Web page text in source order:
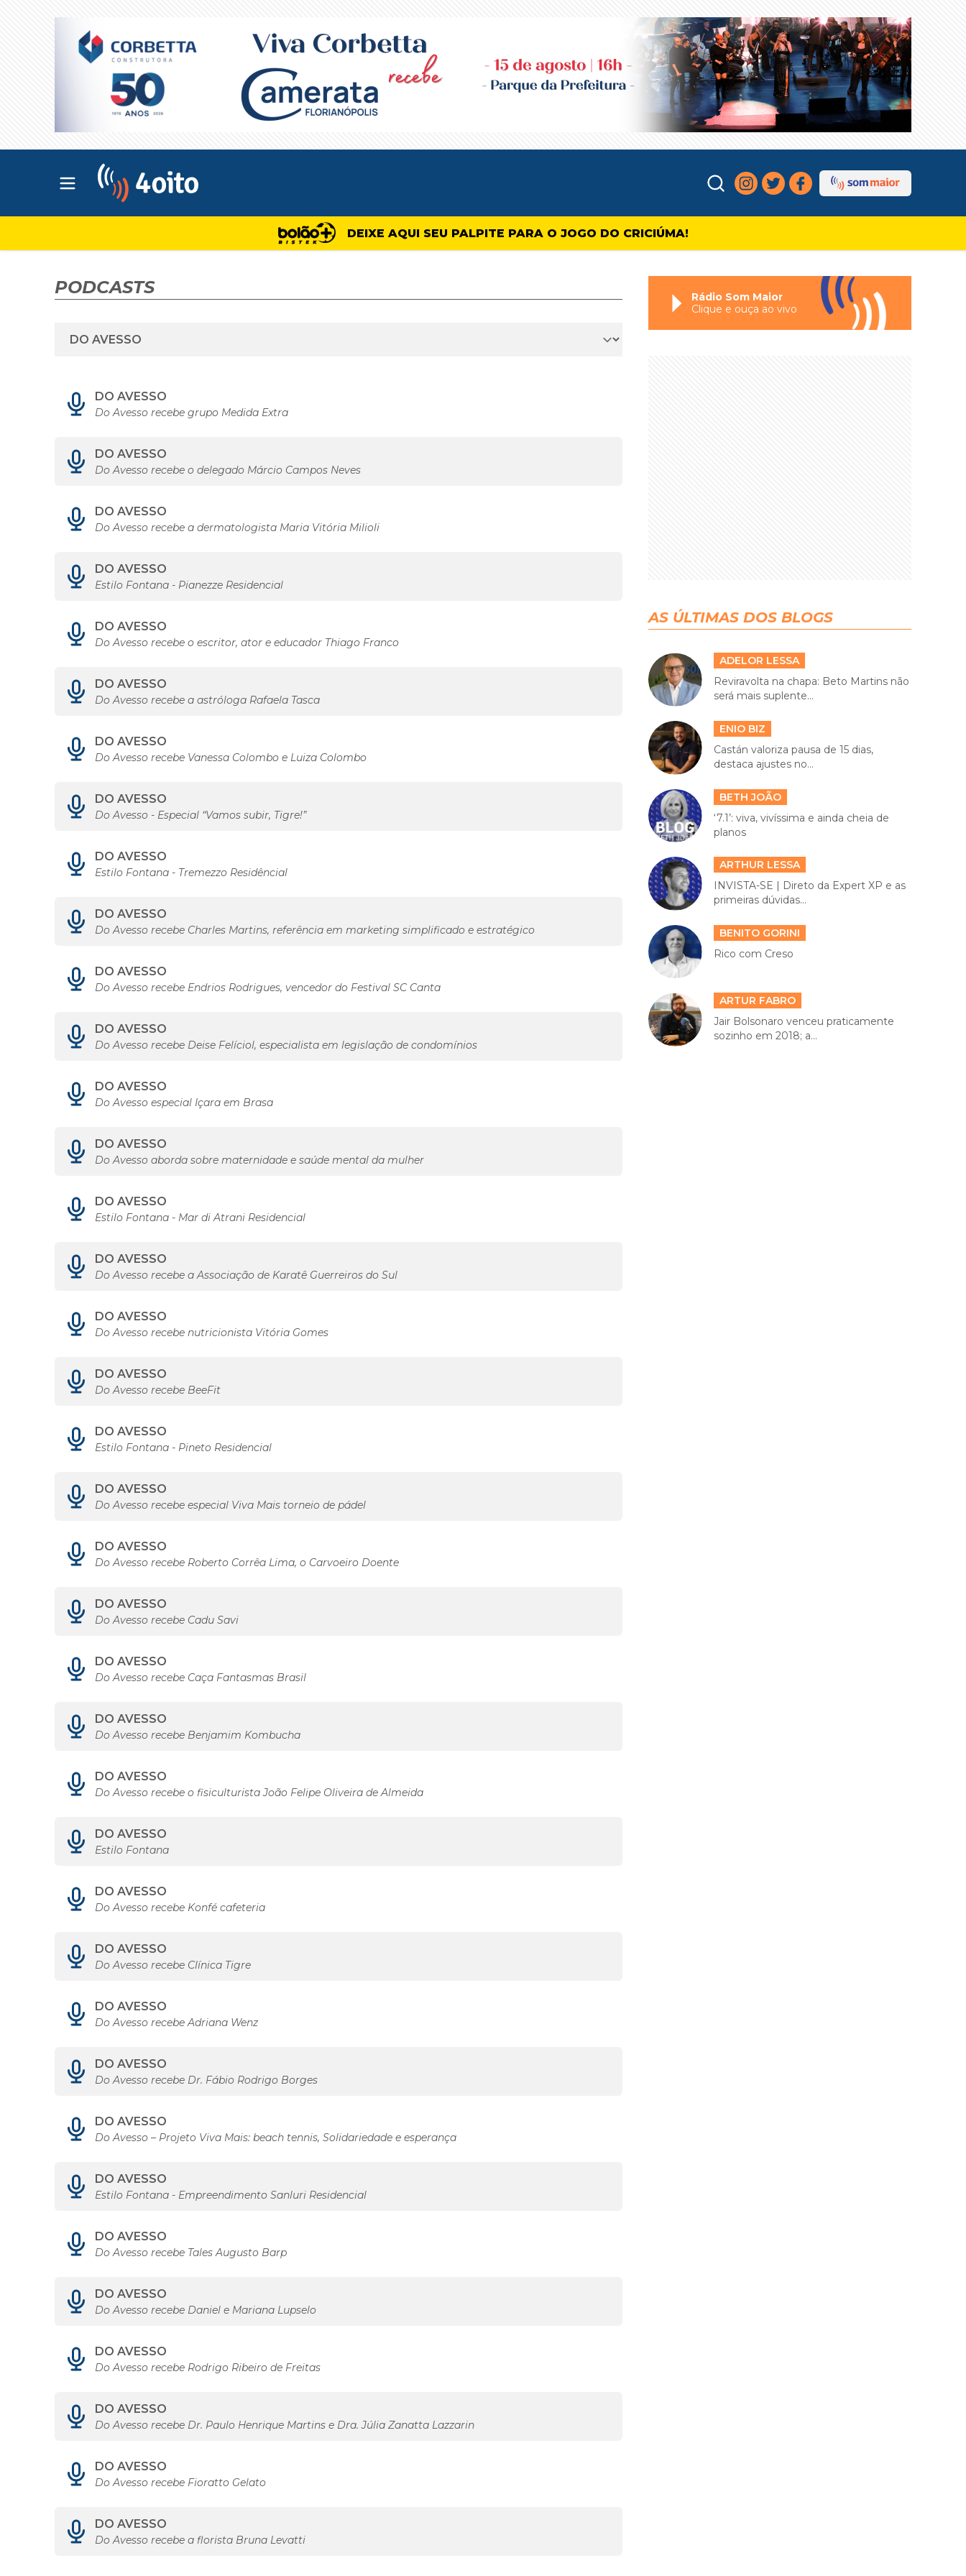
Abrir menu principal
DEIXE AQUI SEU PALPITE PARA O JOGO DO CRICIÚMA!
PODCASTS
DO AVESSO
Do Avesso recebe grupo Medida Extra
DO AVESSO
Do Avesso recebe o delegado Márcio Campos Neves
DO AVESSO
Do Avesso recebe a dermatologista Maria Vitória Milioli
DO AVESSO
Estilo Fontana - Pianezze Residencial
DO AVESSO
Do Avesso recebe o escritor, ator e educador Thiago Franco
DO AVESSO
Do Avesso recebe a astróloga Rafaela Tasca
DO AVESSO
Do Avesso recebe Vanessa Colombo e Luiza Colombo
DO AVESSO
Do Avesso - Especial “Vamos subir, Tigre!”
DO AVESSO
Estilo Fontana - Tremezzo Residêncial
DO AVESSO
Do Avesso recebe Charles Martins, referência em marketing simplificado e estratégico
DO AVESSO
Do Avesso recebe Endrios Rodrigues, vencedor do Festival SC Canta
DO AVESSO
Do Avesso recebe Deise Felíciol, especialista em legislação de condomínios
DO AVESSO
Do Avesso especial Içara em Brasa
DO AVESSO
Do Avesso aborda sobre maternidade e saúde mental da mulher
DO AVESSO
Estilo Fontana - Mar di Atrani Residencial
DO AVESSO
Do Avesso recebe a Associação de Karatê Guerreiros do Sul
DO AVESSO
Do Avesso recebe nutricionista Vitória Gomes
DO AVESSO
Do Avesso recebe BeeFit
DO AVESSO
Estilo Fontana - Pineto Residencial
DO AVESSO
Do Avesso recebe especial Viva Mais torneio de pádel
DO AVESSO
Do Avesso recebe Roberto Corrêa Lima, o Carvoeiro Doente
DO AVESSO
Do Avesso recebe Cadu Savi
DO AVESSO
Do Avesso recebe Caça Fantasmas Brasil
DO AVESSO
Do Avesso recebe Benjamim Kombucha
DO AVESSO
Do Avesso recebe o fisiculturista João Felipe Oliveira de Almeida
DO AVESSO
Estilo Fontana
DO AVESSO
Do Avesso recebe Konfé cafeteria
DO AVESSO
Do Avesso recebe Clínica Tigre
DO AVESSO
Do Avesso recebe Adriana Wenz
DO AVESSO
Do Avesso recebe Dr. Fábio Rodrigo Borges
DO AVESSO
Do Avesso – Projeto Viva Mais: beach tennis, Solidariedade e esperança
DO AVESSO
Estilo Fontana - Empreendimento Sanluri Residencial
DO AVESSO
Do Avesso recebe Tales Augusto Barp
DO AVESSO
Do Avesso recebe Daniel e Mariana Lupselo
DO AVESSO
Do Avesso recebe Rodrigo Ribeiro de Freitas
DO AVESSO
Do Avesso recebe Dr. Paulo Henrique Martins e Dra. Júlia Zanatta Lazzarin
DO AVESSO
Do Avesso recebe Fioratto Gelato
DO AVESSO
Do Avesso recebe a florista Bruna Levatti
Rádio Som Maior
Clique e ouça ao vivo
AS ÚLTIMAS DOS BLOGS
ADELOR LESSA
Reviravolta na chapa: Beto Martins não
será mais suplente...
ENIO BIZ
Castán valoriza pausa de 15 dias,
destaca ajustes no...
BETH JOÃO
‘7.1’: viva, vivíssima e ainda cheia de
planos
ARTHUR LESSA
INVISTA-SE | Direto da Expert XP e as
primeiras dúvidas...
BENITO GORINI
Rico com Creso
ARTUR FABRO
Jair Bolsonaro venceu praticamente
sozinho em 2018; a...